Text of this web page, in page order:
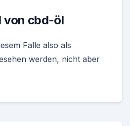
von cbd-öl
Falle also als
werden, nicht aber